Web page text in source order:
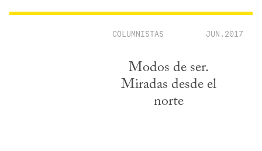
COLUMNISTAS JUN.2017
Modos de ser.
Miradas desde el
norte